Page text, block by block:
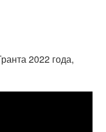
2022 года,